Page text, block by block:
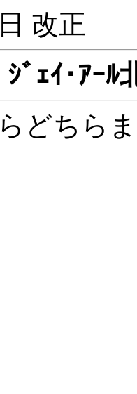
改正
ｼﾞｪｲ･ｱｰﾙ
どちら